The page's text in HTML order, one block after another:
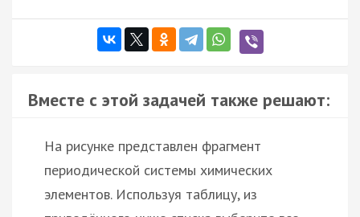
Вместе с этой задачей также решают:
На рисунке представлен фрагмент
периодической системы химических
элементов. Используя таблицу, из